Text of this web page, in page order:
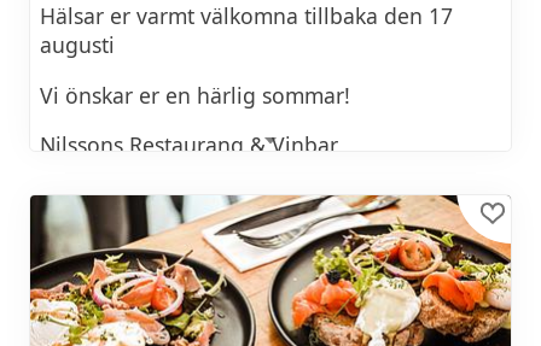
Hälsar er varmt välkomna tillbaka den 17
augusti
Vi önskar er en härlig sommar!
Nilssons Restaurang & Vinbar
Öppnar upp för lunch från den 10 augusti
* * * * *
Lunchbuffé på Percys Restaurang i
Malmö Arena i Hyllie
145Kr